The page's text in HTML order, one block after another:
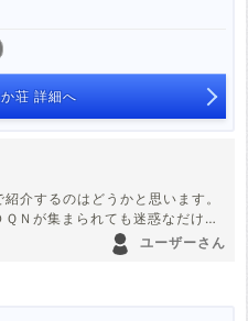
か荘 詳細へ
介するのはどうかと思います。
Ｎが集まられても迷惑なだけな
ユーザーさん